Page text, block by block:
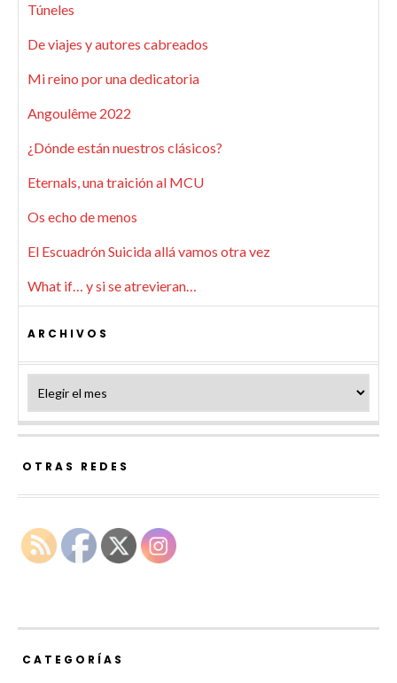
Túneles
De viajes y autores cabreados
Mi reino por una dedicatoria
Angoulême 2022
¿Dónde están nuestros clásicos?
Eternals, una traición al MCU
Os echo de menos
El Escuadrón Suicida allá vamos otra vez
What if… y si se atrevieran…
ARCHIVOS
OTRAS REDES
CATEGORÍAS